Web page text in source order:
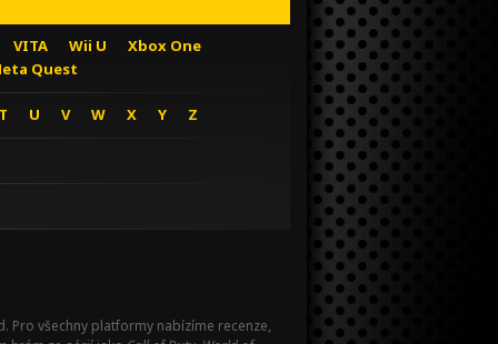
VITA Wii U
Xbox One
Quest
U V W X Y Z
Pro všechny platformy nabízíme recenze,